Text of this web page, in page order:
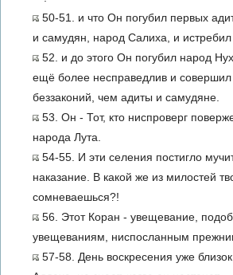
50-51. и что Он погубил первых
и самудян, народ Салиха, и истребил
52. и до этого Он погубил народ
ещё более несправедлив и
беззаконий, чем адиты и самудяне.
53. Он - Тот, кто ниспроверг
народа Лута.
54-55. И эти селения постигло
наказание. В какой же из милостей
сомневаешься?!
56. Этот Коран - увещевание,
увещеваниям, ниспосланным
57-58. День воскресения уже